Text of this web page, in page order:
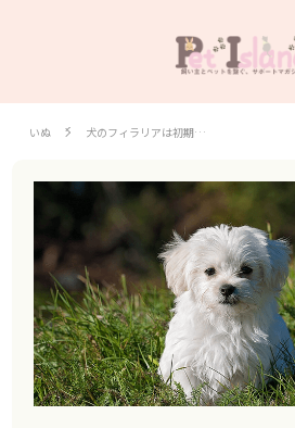
いぬ 犬のフィラリアは初期…